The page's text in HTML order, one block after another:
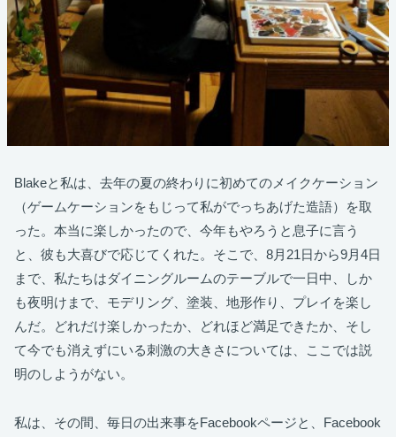
Blakeと私は、去年の夏の終わりに初めてのメイクケーション
（ゲームケーションをもじって私がでっちあげた造語）を取
った。本当に楽しかったので、今年もやろうと息子に言う
と、彼も大喜びで応じてくれた。そこで、8月21日から9月4日
まで、私たちはダイニングルームのテーブルで一日中、しか
も夜明けまで、モデリング、塗装、地形作り、プレイを楽し
んだ。どれだけ楽しかったか、どれほど満足できたか、そし
て今でも消えずにいる刺激の大きさについては、ここでは説
明のしようがない。
私は、その間、毎日の出来事をFacebookページと、Facebook